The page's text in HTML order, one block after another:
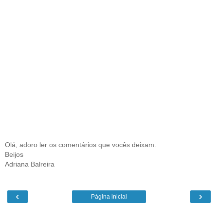
Olá, adoro ler os comentários que vocês deixam.
Beijos
Adriana Balreira
‹ ›
Página inicial